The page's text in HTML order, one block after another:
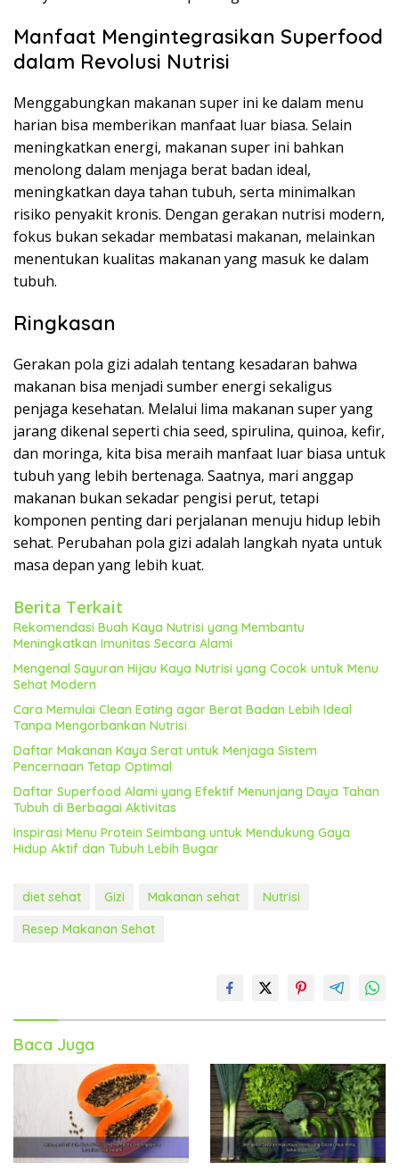
Manfaat Mengintegrasikan Superfood
dalam Revolusi Nutrisi
Menggabungkan makanan super ini ke dalam menu
harian bisa memberikan manfaat luar biasa. Selain
meningkatkan energi, makanan super ini bahkan
menolong dalam menjaga berat badan ideal,
meningkatkan daya tahan tubuh, serta minimalkan
risiko penyakit kronis. Dengan gerakan nutrisi modern,
fokus bukan sekadar membatasi makanan, melainkan
menentukan kualitas makanan yang masuk ke dalam
tubuh.
Ringkasan
Gerakan pola gizi adalah tentang kesadaran bahwa
makanan bisa menjadi sumber energi sekaligus
penjaga kesehatan. Melalui lima makanan super yang
jarang dikenal seperti chia seed, spirulina, quinoa, kefir,
dan moringa, kita bisa meraih manfaat luar biasa untuk
tubuh yang lebih bertenaga. Saatnya, mari anggap
makanan bukan sekadar pengisi perut, tetapi
komponen penting dari perjalanan menuju hidup lebih
sehat. Perubahan pola gizi adalah langkah nyata untuk
masa depan yang lebih kuat.
Berita Terkait
Rekomendasi Buah Kaya Nutrisi yang Membantu
Meningkatkan Imunitas Secara Alami
Mengenal Sayuran Hijau Kaya Nutrisi yang Cocok untuk Menu
Sehat Modern
Cara Memulai Clean Eating agar Berat Badan Lebih Ideal
Tanpa Mengorbankan Nutrisi
Daftar Makanan Kaya Serat untuk Menjaga Sistem
Pencernaan Tetap Optimal
Daftar Superfood Alami yang Efektif Menunjang Daya Tahan
Tubuh di Berbagai Aktivitas
Inspirasi Menu Protein Seimbang untuk Mendukung Gaya
Hidup Aktif dan Tubuh Lebih Bugar
diet sehat Gizi Makanan sehat
Nutrisi
Resep Makanan Sehat
Baca Juga